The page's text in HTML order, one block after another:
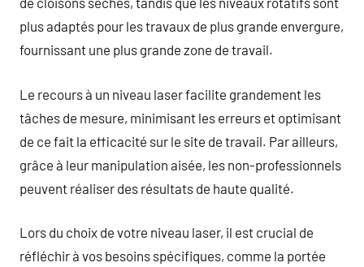
plus adaptés pour les travaux de plus grande envergure,
fournissant une plus grande zone de travail.
Le recours à un niveau laser facilite grandement les
tâches de mesure, minimisant les erreurs et optimisant
de ce fait la efficacité sur le site de travail. Par ailleurs,
grâce à leur manipulation aisée, les non-professionnels
peuvent réaliser des résultats de haute qualité.
Lors du choix de votre niveau laser, il est crucial de
réfléchir à vos besoins spécifiques, comme la portée